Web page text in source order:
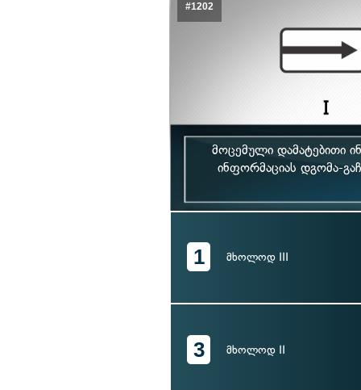
#1202
მოცემული დამატებითი
ინფორმაციას დგომა-
1 მხოლოდ III
3 მხოლოდ II